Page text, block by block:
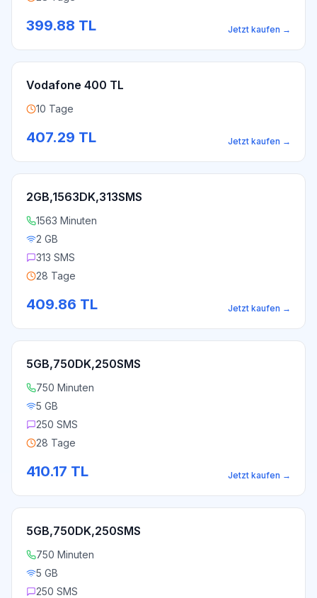
399.88 TL Jetzt kaufen →
Vodafone 400 TL
10 Tage
407.29 TL Jetzt kaufen →
2GB,1563DK,313SMS
1563 Minuten
2 GB
313 SMS
28 Tage
409.86 TL Jetzt kaufen →
5GB,750DK,250SMS
750 Minuten
5 GB
250 SMS
28 Tage
410.17 TL Jetzt kaufen →
5GB,750DK,250SMS
750 Minuten
5 GB
250 SMS